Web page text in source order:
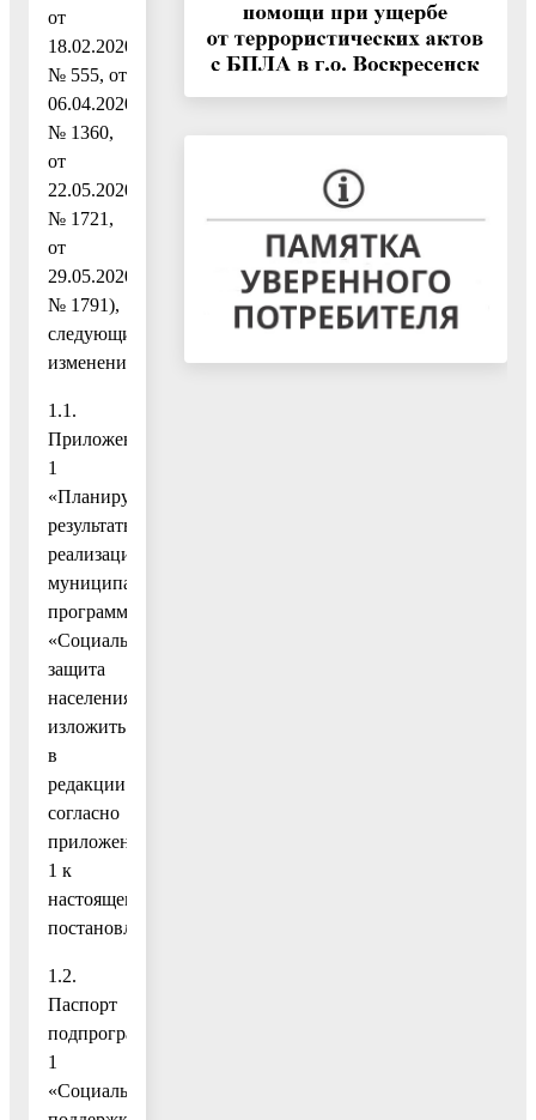
от
18.02.2020
№ 555, от
06.04.2020
№ 1360,
от
22.05.2020
№ 1721,
от
29.05.2020
№ 1791),
следующие
изменения:
1.1.
Приложение
1
«Планируемые
результаты
реализации
муниципальной
программы
«Социальная
защита
населения»
изложить
в
редакции
согласно
приложению
1 к
настоящему
постановления;
1.2.
Паспорт
подпрограммы
1
«Социальная